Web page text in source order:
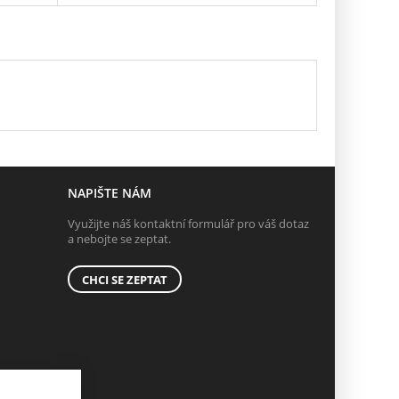
NAPIŠTE NÁM
Využijte náš kontaktní formulář pro váš dotaz
a nebojte se zeptat.
CHCI SE ZEPTAT